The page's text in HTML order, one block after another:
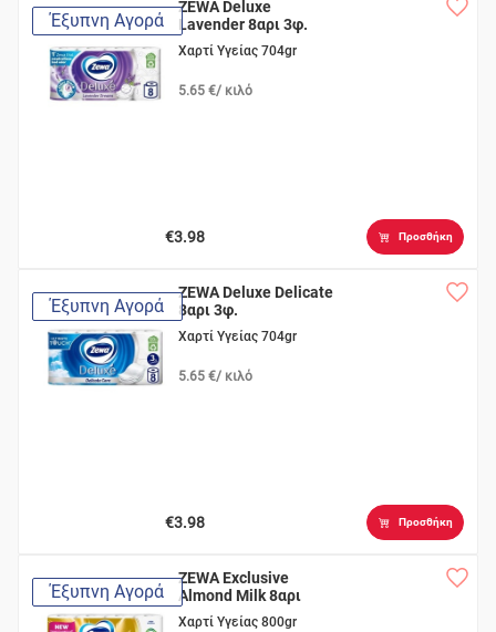
Έξυπνη Αγορά
ZEWA Deluxe
Lavender 8αρι 3φ.
Χαρτί Υγείας 704gr
5.65 €/ κιλό
€3.98 Προσθήκη
Έξυπνη Αγορά
ZEWA Deluxe Delicate
8αρι 3φ.
Χαρτί Υγείας 704gr
5.65 €/ κιλό
€3.98 Προσθήκη
Έξυπνη Αγορά
ZEWA Exclusive
Almond Milk 8αρι
Χαρτί Υγείας 800gr